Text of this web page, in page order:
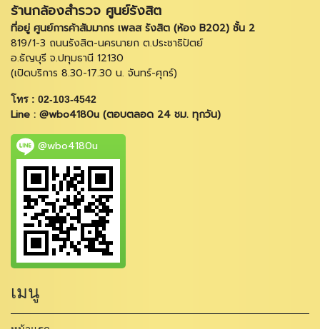
ร้านกล้องสำรวจ ศูนย์รังสิต
ที่อยู่ ศูนย์การค้าสัมมากร เพลส รังสิต (ห้อง B202) ชั้น 2
819/1-3 ถนนรังสิต-นครนายก ต.ประชาธิปัตย์
อ.ธัญบุรี จ.ปทุมธานี 12130
(เปิดบริการ 8.30-17.30 น. จันทร์-ศุกร์)
โทร : 02-103-4542
Line : @wbo4180u (ตอบตลอด 24 ชม. ทุกวัน)
@wbo4180u
เมนู